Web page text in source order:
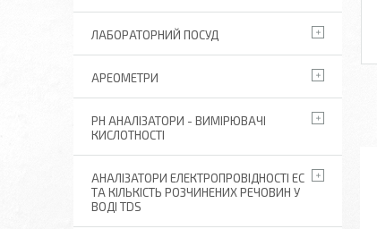
ЛАБОРАТОРНИЙ ПОСУД
АРЕОМЕТРИ
РН АНАЛІЗАТОРИ - ВИМІРЮВАЧІ
КИСЛОТНОСТІ
АНАЛІЗАТОРИ ЕЛЕКТРОПРОВІДНОСТІ EC
ТА КІЛЬКІСТЬ РОЗЧИНЕНИХ РЕЧОВИН У
ВОДІ TDS